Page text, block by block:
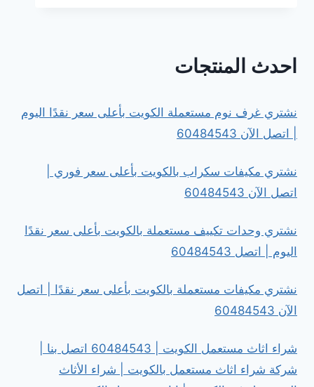
الكويت
احدث المنتجات
نشتري غرف نوم مستعملة الكويت بأعلى سعر نقدًا اليوم
| اتصل الآن 60484543
نشتري مكيفات سكراب بالكويت بأعلى سعر فوري |
اتصل الآن 60484543
نشتري وحدات تكييف مستعملة بالكويت بأعلى سعر نقدًا
اليوم | اتصل 60484543
نشتري مكيفات مستعملة بالكويت بأعلى سعر نقدًا | اتصل
الآن 60484543
شراء اثاث مستعمل الكويت | 60484543 اتصل بنا |
شركة شراء اثاث مستعمل بالكويت | شراء الأثاث